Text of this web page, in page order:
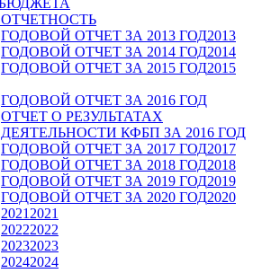
2013
ГОДОВОЙ ОТЧЕТ ЗА 2013 ГОД
2014
ГОДОВОЙ ОТЧЕТ ЗА 2014 ГОД
2015
ГОДОВОЙ ОТЧЕТ ЗА 2015 ГОД
ГОДОВОЙ ОТЧЕТ ЗА 2016 ГОД
ОТЧЕТ О РЕЗУЛЬТАТАХ
ДЕЯТЕЛЬНОСТИ КФБП ЗА 2016 ГОД
2017
ГОДОВОЙ ОТЧЕТ ЗА 2017 ГОД
2018
ГОДОВОЙ ОТЧЕТ ЗА 2018 ГОД
2019
ГОДОВОЙ ОТЧЕТ ЗА 2019 ГОД
2020
ГОДОВОЙ ОТЧЕТ ЗА 2020 ГОД
2021
2021
2022
2022
2023
2023
2024
2024